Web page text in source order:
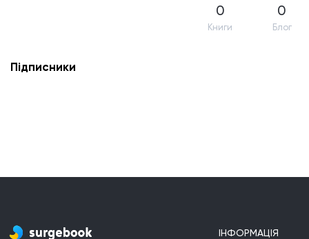
0
Книги
0
Блог
Підписники
ІНФОРМАЦІЯ